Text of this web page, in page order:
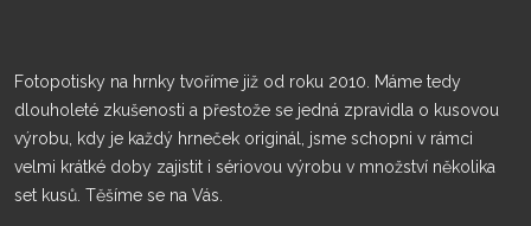
Fotopotisky na hrnky tvoříme již od roku 2010. Máme tedy
dlouholeté zkušenosti a přestože se jedná zpravidla o kusovou
výrobu, kdy je každý hrneček originál, jsme schopni v rámci
velmi krátké doby zajistit i sériovou výrobu v množství několika
set kusů. Těšíme se na Vás.